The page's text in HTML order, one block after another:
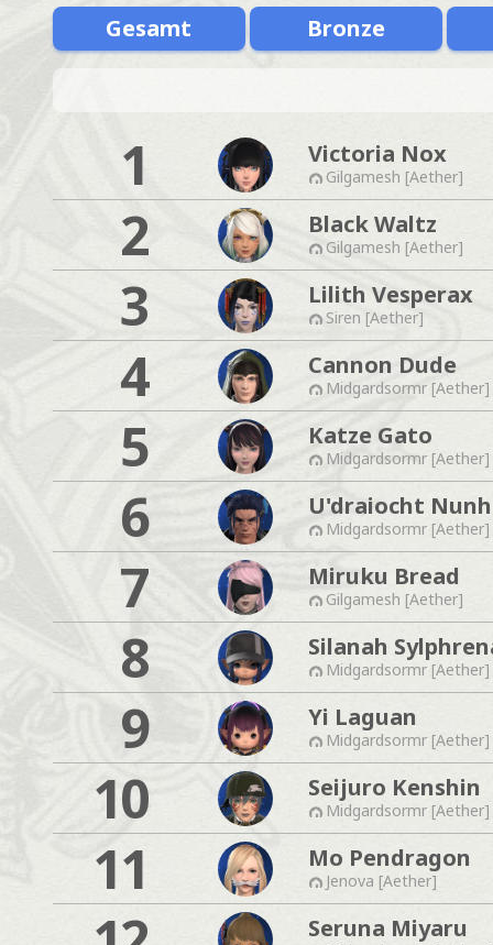
Gesamt Bronze
1 Victoria Nox
Gilgamesh [Aether]
2 Black Waltz
Gilgamesh [Aether]
3 Lilith Vesperax
Siren [Aether]
4 Cannon Dude
Midgardsormr [Aether]
5 Katze Gato
Midgardsormr [Aether]
6 U'draiocht Nunh
Midgardsormr [Aether]
7 Miruku Bread
Gilgamesh [Aether]
8 Silanah
Midgardsormr [Aether]
9 Yi Laguan
Midgardsormr [Aether]
10 Seijuro Kenshin
Midgardsormr [Aether]
11 Mo Pendragon
Jenova [Aether]
Seruna Miyaru